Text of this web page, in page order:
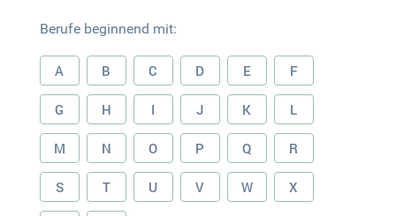
Berufe beginnend mit:
A B C D E F
G H I J K L
M N O P Q R
S T U V W X